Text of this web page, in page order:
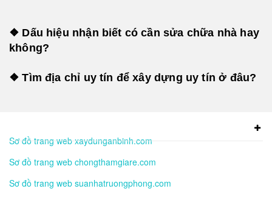
❖ Dấu hiệu nhận biết có cần sửa chữa nhà hay
không?
❖ Tìm địa chỉ uy tín để xây dựng uy tín ở đâu?
Sơ đồ trang web xaydunganbinh.com
Sơ đồ trang web chongthamgiare.com
Sơ đồ trang web suanhatruongphong.com